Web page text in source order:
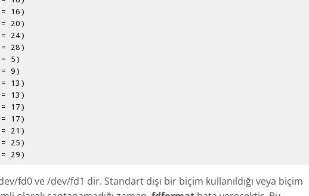
16)
20)
24)
28)
5)
9)
13)
13)
17)
17)
21)
25)
fd0 ve /dev/fd1 dir. Standart dışı bir biçim kullanıldığı veya biçim